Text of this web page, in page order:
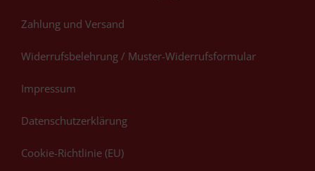
Zahlung und Versand
Widerrufsbelehrung / Muster-Widerrufsformular
Impressum
Datenschutzerklärung
Cookie-Richtlinie (EU)